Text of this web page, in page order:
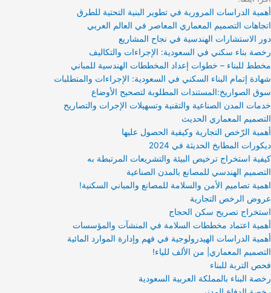
أهمية الدراسات المرورية في تطوير البنية التحتية للطرق
اتجاهات التصميم المعماري المعاصر في العالم العربي
دور الاستشارات الهندسية في نجاح المشاريع
رخصة بناء سكني في السعودية: الإجراءات والتكاليف
مخطط للبناء – خطوات إعداد المخططات الهندسية للمباني
شهادة إتمام البناء السكني في السعودية: الإجراءات والمتطلبات
سوق الصواريخ:المستندات المطلوبة لتصحيح الأوضاع
خدمات المدن الصناعية والتقنية وتسهيلات الإجرات والتصاريح
التصميم المعماري الحديث
أهمية الرّخص التجارية وكيفية الحصول عليها
ديكورات المطابخ الحديثة في 2024
كيفية استخراج ترخيص البيئة والتشريعات المرتبطة به
التصميم الهندسي للمصانع بالمدن الصناعية
اهمية تصاميم الأمن والسلامة للمصانع والمباني السكنية!
عروض الرخص التجارية
استخراج تصريح سكن الحجاج
أهمية اعتماد مخططات السلامة في المنشآت والمؤسسات
أهمية الدراسات الهيدرولوجية في فهم وإدارة الموارد المائية
التصميم المعماري| من الألف للياء!
فحص التربة للبناء
رخصة البناء بالمملكة العربية السعودية